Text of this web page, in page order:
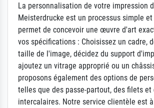
La personnalisation de votre impression
Meisterdrucke est un processus simple
permet de concevoir une œuvre d'art
vos spécifications : Choisissez un cadre,
taille de l'image, décidez du support
ajoutez un vitrage approprié ou un
proposons également des options de
telles que des passe-partout, des filets et
intercalaires. Notre service clientèle est